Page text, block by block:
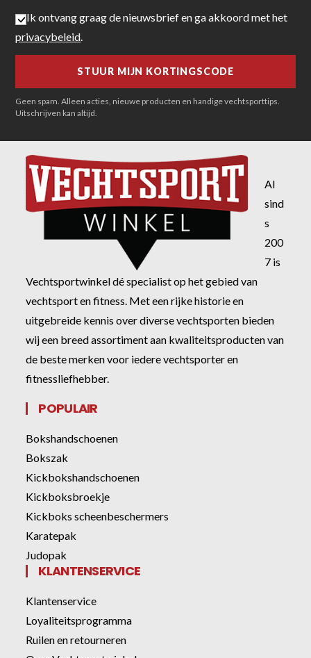
Ik ontvang graag de nieuwsbrief en ga akkoord met het
privacybeleid.
Geen spam. Alleen acties, nieuwe producten en handige vechtsporttips.
Uitschrijven kan altijd.
Al
sind
s
200
7 is
Vechtsportwinkel dé specialist op het gebied van
vechtsport en fitness. Met een rijke historie en
uitgebreide kennis over diverse vechtsporten bieden
wij een breed assortiment aan kwaliteitsproducten van
de beste merken voor iedere vechtsporter en
fitnessliefhebber.
POPULAIR
Bokshandschoenen
Bokszak
Kickbokshandschoenen
Kickboksbroekje
Kickboks scheenbeschermers
Karatepak
Judopak
KLANTENSERVICE
Klantenservice
Loyaliteitsprogramma
Ruilen en retourneren